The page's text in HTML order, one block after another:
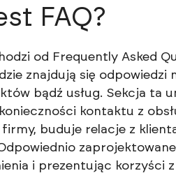
FAQ?
od Frequently Asked
znajdują się
bądź usług. Sekcja ta
kontaktu z
buduje relacje z
i prezentując korzyści